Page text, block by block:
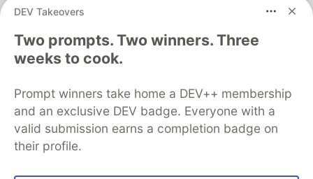
DEV Takeovers
Two prompts. Two winners. Three
weeks to cook.
Prompt winners take home a DEV++ membership
and an exclusive DEV badge. Everyone with a
valid submission earns a completion badge on
their profile.
Algolia is the official search partner
DEV Community— A space to discuss and keep up software
development and manage your software career
Home
Organization Accounts
DEV Showcase About Contact